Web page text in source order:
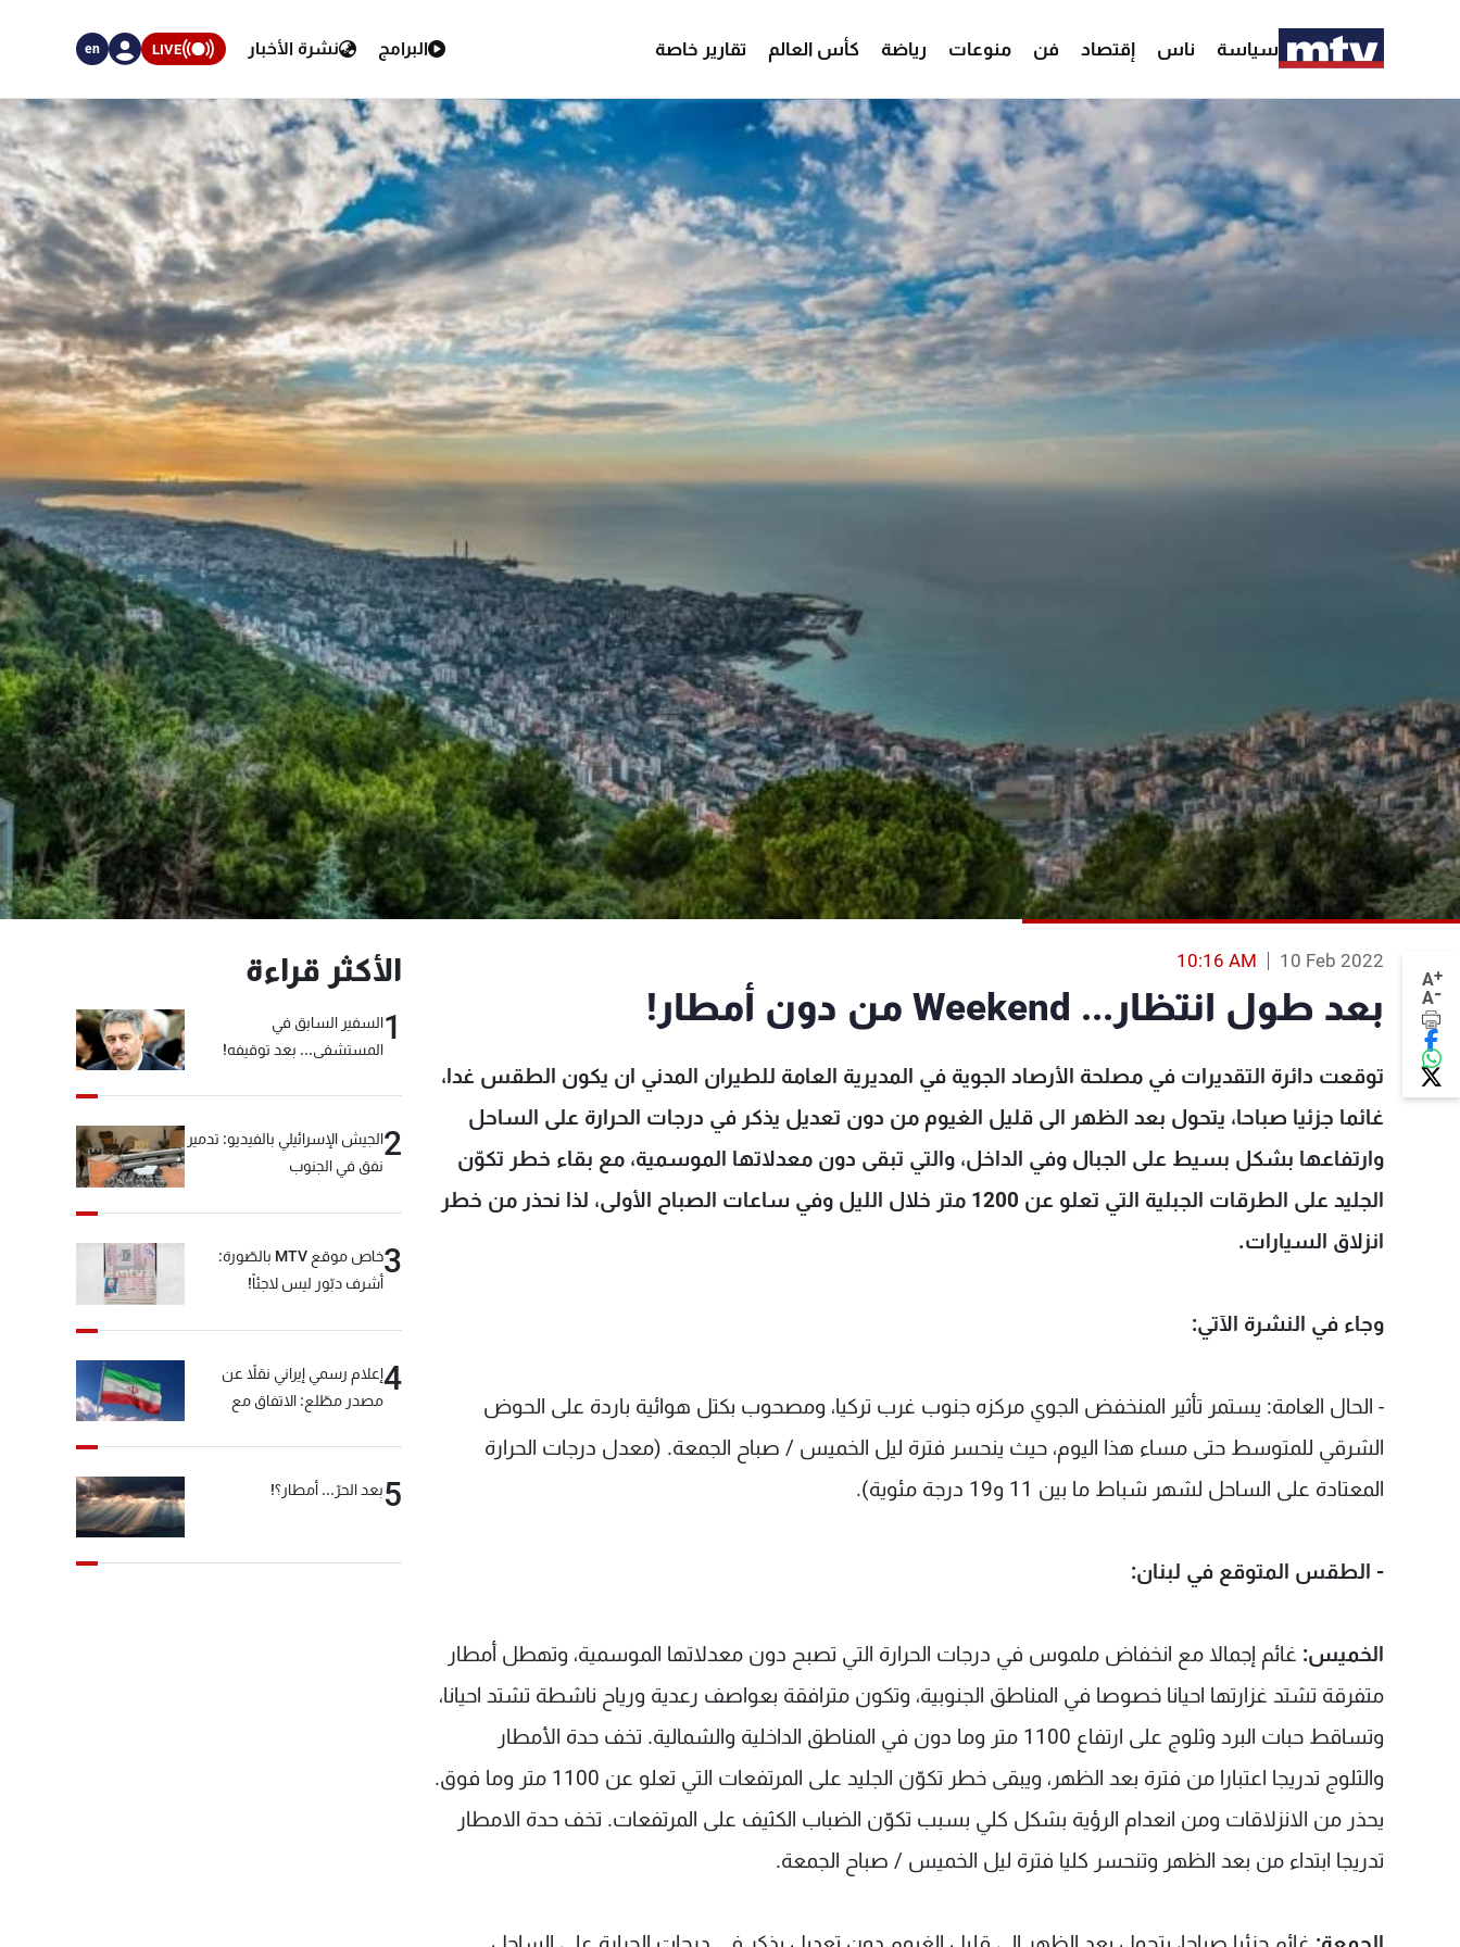
سياسة ناس إقتصاد فن منوعات رياضة كأس العالم تقارير خاصة البرامج نشرة الأخبار LIVE
en
A+
A-
10 Feb 2022
10:16 AM
بعد طول انتظار... Weekend من دون أمطار!
توقعت دائرة التقديرات في مصلحة الأرصاد الجوية في المديرية العامة للطيران المدني ان يكون الطقس غدا،
غائما جزئيا صباحا، يتحول بعد الظهر الى قليل الغيوم من دون تعديل يذكر في درجات الحرارة على الساحل
وارتفاعها بشكل بسيط على الجبال وفي الداخل، والتي تبقى دون معدلاتها الموسمية، مع بقاء خطر تكوّن
الجليد على الطرقات الجبلية التي تعلو عن 1200 متر خلال الليل وفي ساعات الصباح الأولى، لذا نحذر من خطر
انزلاق السيارات.
وجاء في النشرة الآتي:
- الحال العامة: يستمر تأثير المنخفض الجوي مركزه جنوب غرب تركيا، ومصحوب بكتل هوائية باردة على الحوض
الشرقي للمتوسط حتى مساء هذا اليوم، حيث ينحسر فترة ليل الخميس / صباح الجمعة. (معدل درجات الحرارة
المعتادة على الساحل لشهر شباط ما بين 11 و19 درجة مئوية).
- الطقس المتوقع في لبنان:
الخميس: غائم إجمالا مع انخفاض ملموس في درجات الحرارة التي تصبح دون معدلاتها الموسمية، وتهطل أمطار
متفرقة تشتد غزارتها احيانا خصوصا في المناطق الجنوبية، وتكون مترافقة بعواصف رعدية ورياح ناشطة تشتد احيانا،
وتساقط حبات البرد وثلوج على ارتفاع 1100 متر وما دون في المناطق الداخلية والشمالية. تخف حدة الأمطار
والثلوج تدريجا اعتبارا من فترة بعد الظهر، ويبقى خطر تكوّن الجليد على المرتفعات التي تعلو عن 1100 متر وما فوق.
يحذر من الانزلاقات ومن انعدام الرؤية بشكل كلي بسبب تكوّن الضباب الكثيف على المرتفعات. تخف حدة الامطار
تدريجا ابتداء من بعد الظهر وتنحسر كليا فترة ليل الخميس / صباح الجمعة.
الأكثر قراءة
1السفير السابق في
المستشفى... بعد توقيفه!
2الجيش الإسرائيلي بالفيديو: تدمير
نفق في الجنوب
3
خاص موقع MTV بالصّورة:
أشرف دبّور ليس لاجئاً!
4إعلام رسمي إيراني نقلاً عن
مصدر مطّلع: الاتفاق مع
تهدد إيران
5بعد الحرّ... أمطار؟!